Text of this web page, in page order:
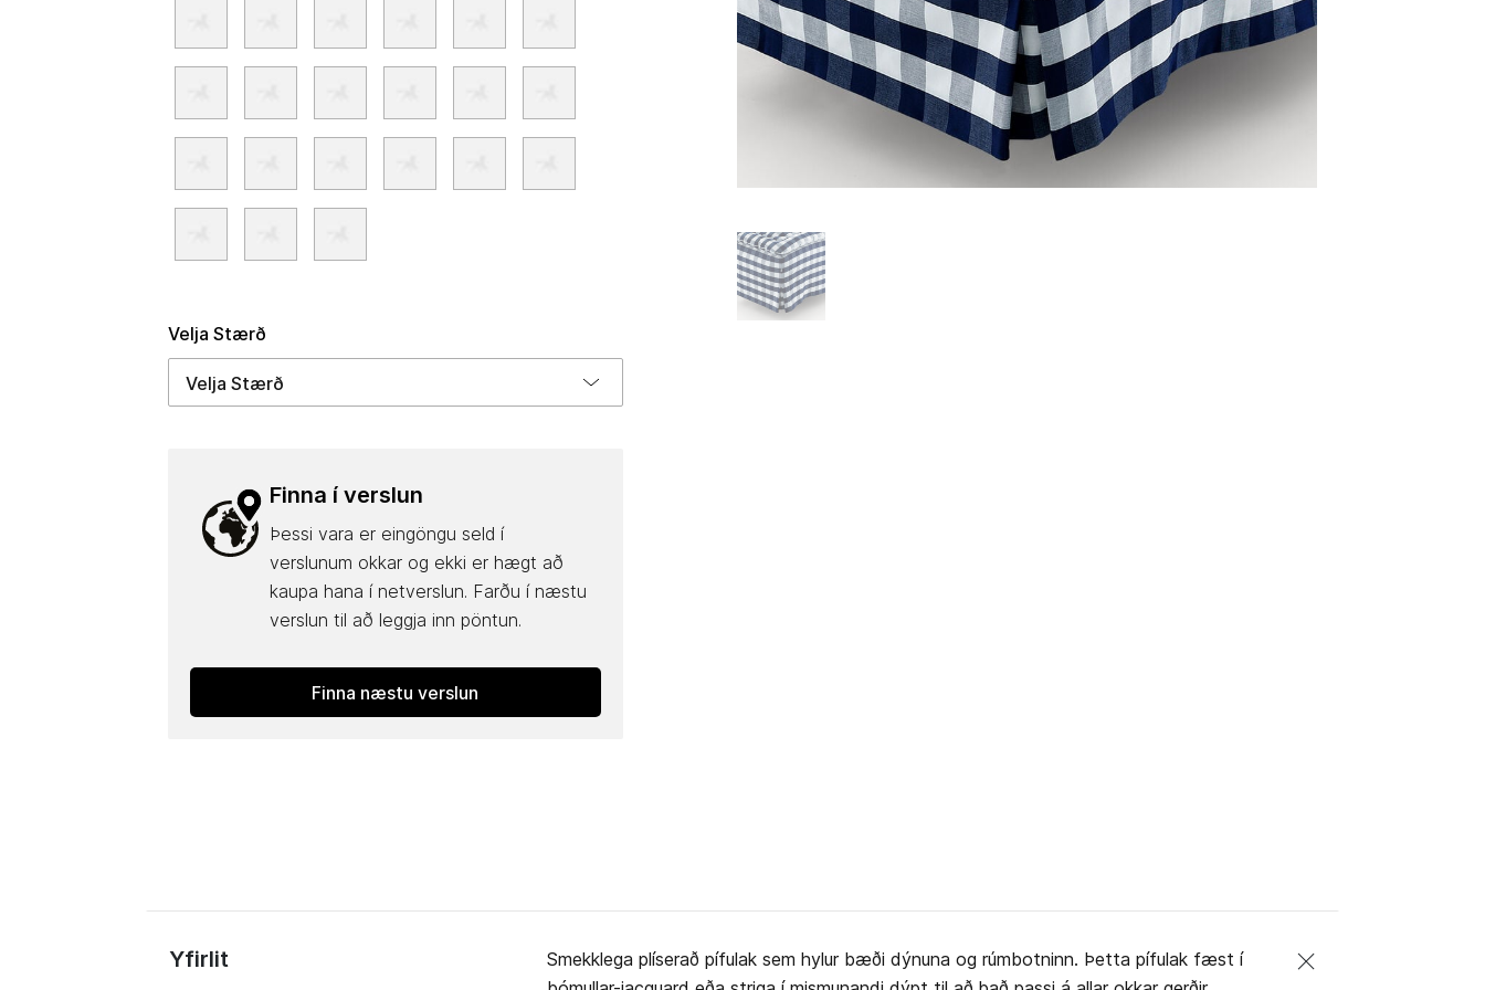
Velja Stærð
Finna í verslun
Þessi vara er eingöngu seld í
verslunum okkar og ekki er hægt að
kaupa hana í netverslun. Farðu í næstu
verslun til að leggja inn pöntun.
Finna næstu verslun
Yfirlit
Smekklega plíserað pífulak sem hylur bæði dýnuna og rúmbotninn. Þetta pífulak fæst í